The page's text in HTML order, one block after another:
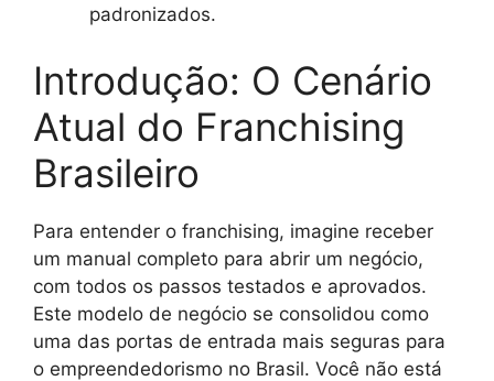
padronizados.
Introdução: O Cenário
Atual do Franchising
Brasileiro
Para entender o franchising, imagine receber
um manual completo para abrir um negócio,
com todos os passos testados e aprovados.
Este modelo de negócio se consolidou como
uma das portas de entrada mais seguras para
o empreendedorismo no Brasil. Você não está